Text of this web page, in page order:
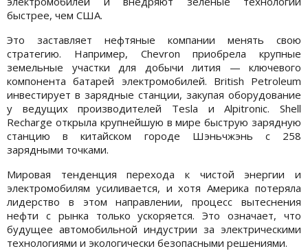
быстрее, чем США.
Это заставляет нефтяные компании менять свою
стратегию. Например, Chevron приобрела крупные
земельные участки для добычи лития — ключевого
компонента батарей электромобилей. British Petroleum
инвестирует в зарядные станции, закупая оборудование
у ведущих производителей Tesla и Alpitronic. Shell
Recharge открыла крупнейшую в мире быструю зарядную
станцию в китайском городе Шэньчжэнь с 258
зарядными точками.
Мировая тенденция перехода к чистой энергии и
электромобилям усиливается, и хотя Америка потеряла
лидерство в этом направлении, процесс вытеснения
нефти с рынка только ускоряется. Это означает, что
будущее автомобильной индустрии за электрическими
технологиями и экологически безопасными решениями.